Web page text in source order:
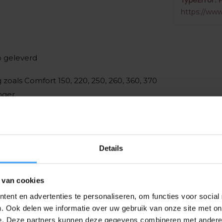
Details
van cookies
en advertenties te personaliseren, om functies voor social
Ook delen we informatie over uw gebruik van onze site met
Deze partners kunnen deze gegevens combineren met
geleverd
Comfort 150, 220, 250, 260, 360, 370
https://
EAN Code
Afmetingen